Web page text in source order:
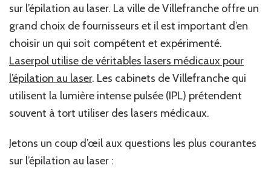
sur l’épilation au laser. La ville de Villefranche offre un
grand choix de fournisseurs et il est important d’en
choisir un qui soit compétent et expérimenté.
Laserpol utilise de véritables lasers médicaux pour
l’épilation au laser. Les cabinets de Villefranche qui
utilisent la lumière intense pulsée (IPL) prétendent
souvent à tort utiliser des lasers médicaux.
Jetons un coup d’œil aux questions les plus courantes
sur l’épilation au laser :